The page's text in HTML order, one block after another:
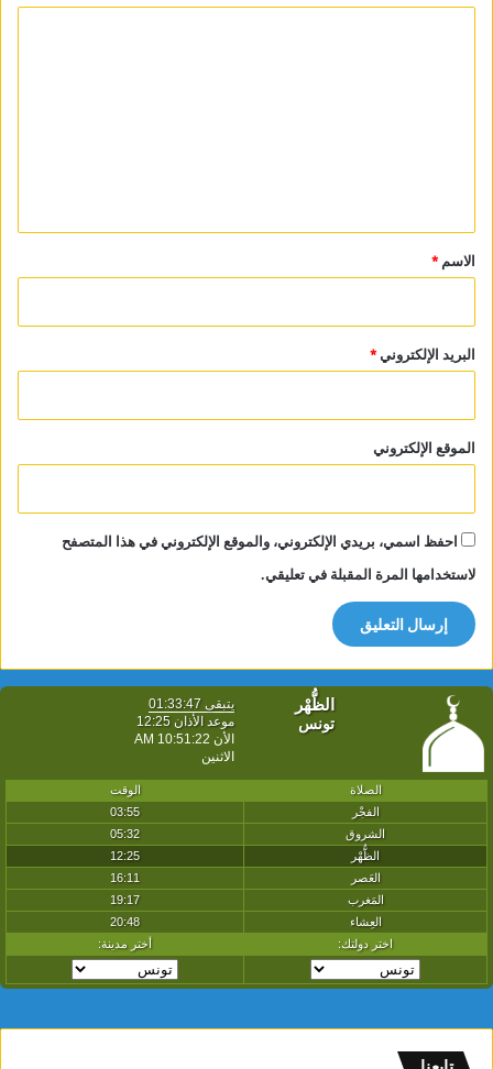
*
الاسم *
البريد الإلكتروني*
الموقع الإلكتروني
احفظ اسمي، بريدي الإلكتروني، والموقع الإلكتروني في هذا المتصفح
لاستخدامها المرة المقبلة في تعليقي.